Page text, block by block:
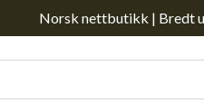
Norsk nettbutikk | Bredt